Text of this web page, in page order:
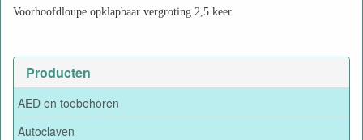
Producten
AED en toebehoren
Autoclaven
Voorhoofdloupe opklapbaar vergroting 2,5 keer